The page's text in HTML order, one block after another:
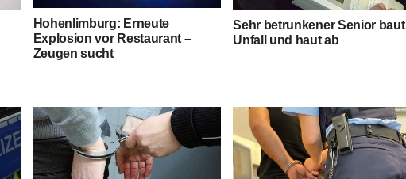
Hohenlimburg: Erneute
Explosion vor Restaurant –
Zeugen sucht
Sehr betrunkener Senior baut
Unfall und haut ab